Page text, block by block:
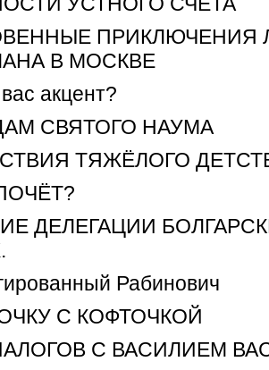
ПРИКЛЮЧЕНИЯ
В МОСКВЕ
акцент?
СВЯТОГО НАУМА
ТЯЖЁЛОГО
ДЕЛЕГАЦИИ
Рабинович
С КОФТОЧКОЙ
С ВАСИЛИЕМ